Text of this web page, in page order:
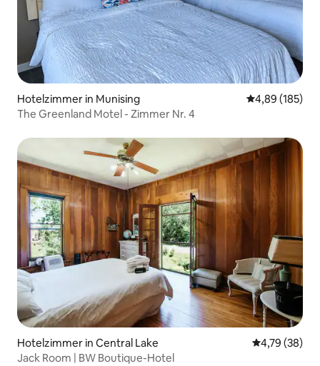
Hotelzimmer in Munising
4,89 (185)
The Greenland Motel - Zimmer Nr. 4
Hotelzimmer in Central Lake
4,79 (38)
Jack Room | BW Boutique-Hotel